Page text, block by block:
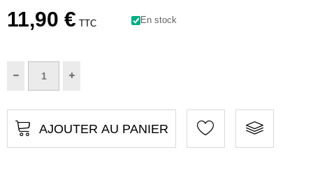
11,90 € TTC En stock
AJOUTER AU PANIER